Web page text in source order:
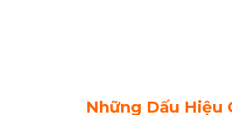
Những Dấu Hiệu